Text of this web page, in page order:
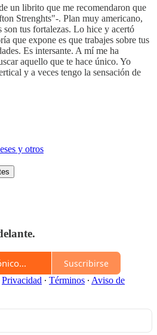
un librito que me recomendaron que
Strenghts"-. Plan muy americano,
son tus fortalezas. Lo hice y acertó
que expone es que trabajes sobre tus
Es intersante. A mí me ha
aquello que te hace único. Yo
y a veces tengo la sensación de
y otros
Suscribirse
Privacidad ∙ Términos ∙ Aviso de